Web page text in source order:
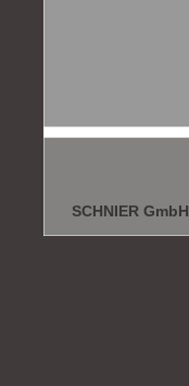
SCHNIER GmbH